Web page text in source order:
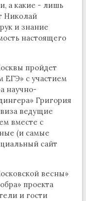
а какие - лишь
Николай
и знание
настоящего
пройдет
ЕГЭ» с участием
научно-
Григория
ведущие
вместе с
(и самые
сайт
весны»
проекта
и гости